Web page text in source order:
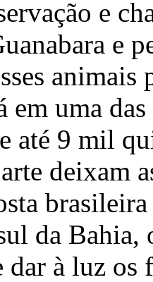
e
e
animais
em uma
até 9 mil
deixam
da Bahia,
dar à luz os